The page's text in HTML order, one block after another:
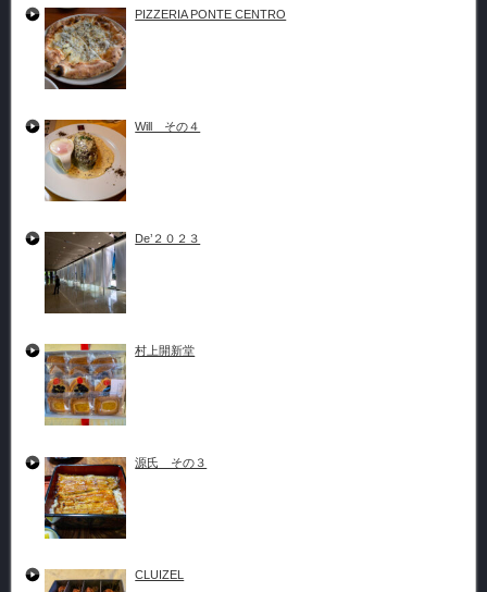
PIZZERIA PONTE CENTRO
Will その４
De’２０２３
村上開新堂
源氏 その３
CLUIZEL